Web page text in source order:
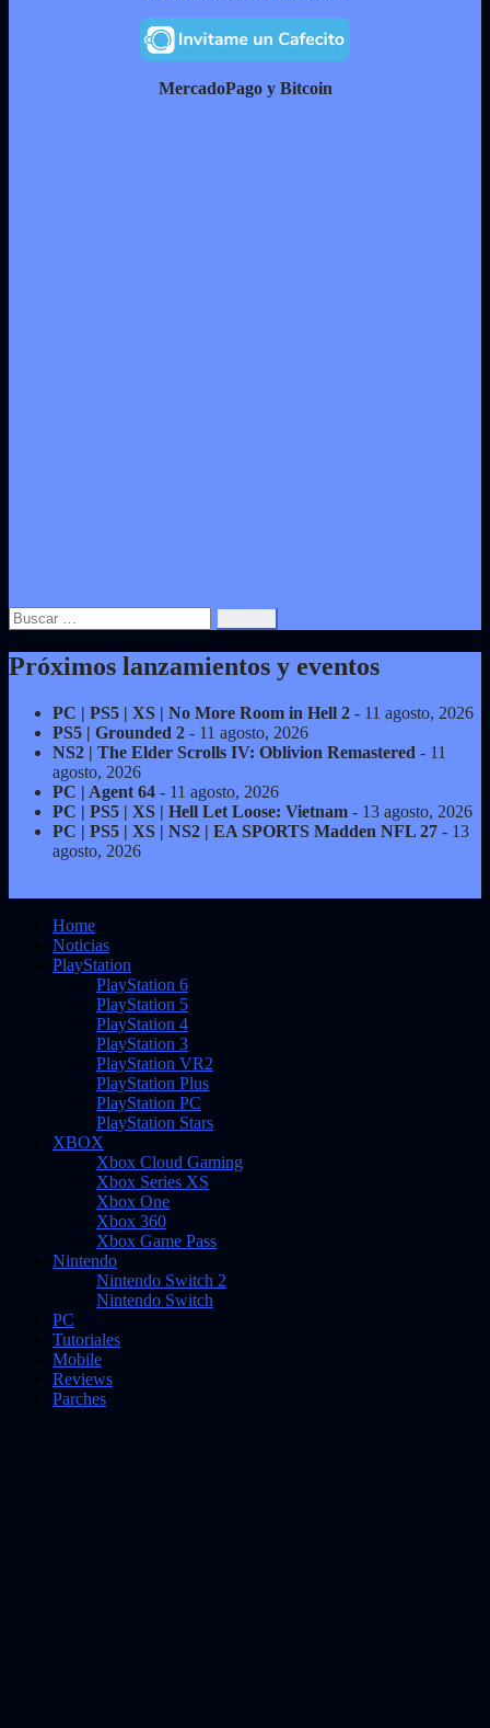
MercadoPago y Bitcoin
Buscar:
Próximos lanzamientos y eventos
PC | PS5 | XS | No More Room in Hell 2 - 11 agosto, 2026
PS5 | Grounded 2 - 11 agosto, 2026
NS2 | The Elder Scrolls IV: Oblivion Remastered - 11
agosto, 2026
PC | Agent 64 - 11 agosto, 2026
PC | PS5 | XS | Hell Let Loose: Vietnam - 13 agosto, 2026
PC | PS5 | XS | NS2 | EA SPORTS Madden NFL 27 - 13
agosto, 2026
Home
Noticias
PlayStation
PlayStation 6
PlayStation 5
PlayStation 4
PlayStation 3
PlayStation VR2
PlayStation Plus
PlayStation PC
PlayStation Stars
XBOX
Xbox Cloud Gaming
Xbox Series XS
Xbox One
Xbox 360
Xbox Game Pass
Nintendo
Nintendo Switch 2
Nintendo Switch
PC
Tutoriales
Mobile
Reviews
Parches